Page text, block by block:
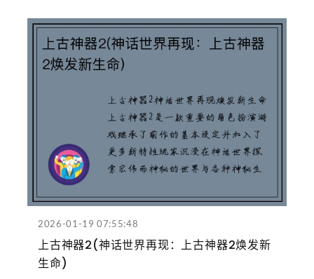
2026-01-19 07:55:48
上古神器2(神话世界再现：上古神器2焕发新
生命)